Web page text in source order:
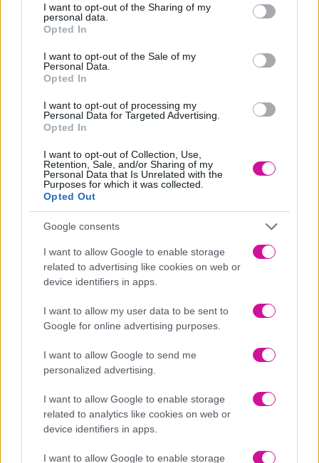
not limited to your visit or usage behaviour. You may click to
grant or deny consent to Google and its third-party tags to
use your data for below specified purposes in below Google
consent section.
I want to opt-out of the Sharing of my
personal data.
Opted In
I want to opt-out of the Sale of my
Personal Data.
Opted In
I want to opt-out of processing my
Personal Data for Targeted Advertising.
Opted In
I want to opt-out of Collection, Use,
Retention, Sale, and/or Sharing of my
Personal Data that Is Unrelated with the
Purposes for which it was collected.
Opted Out
Google consents
I want to allow Google to enable storage
related to advertising like cookies on web or
device identifiers in apps.
I want to allow my user data to be sent to
Google for online advertising purposes.
I want to allow Google to send me
personalized advertising.
I want to allow Google to enable storage
related to analytics like cookies on web or
device identifiers in apps.
I want to allow Google to enable storage
Ελβετία
πάτωμα για να εξασφαλίσουν τύχη, ειρήνη και πλούτο.
Ρουμανία
Στη Ρουμανία ντύνονται σαν αρκούδες που χορεύουν για να
ξορκίσουν κάθε κακό πνεύμα.
Σε ορισμένα μέρη ρίχνουν δοχεία νερού από τα παράθυρά τους για
να απομακρύνουν τα κακά πνεύματα.
Στο Βέλγιο παίρνουν σοβαρά τα ζώα και οι κτηνοτρόφοι
«συνομιλούν» μαζί τους και εύχονται στις αγελάδες τους
ευτυχισμένη νέα χρονιά.
Κολομβία
Εδώ οι κάτοικοι κουβαλούν μαζί τους όλη την ημέρα άδεις
βαλίτσες με την ελπίδα ότι θα έχουν μια χρονιά γεμάτη ωραίες
περιπέτειες.
Ταϋλάνδη
Εκτός από το να ρίχνουν κουβάδες νερού ο ένας στον άλλον,
μουτζουρώνονται και με γκρι ταλκ. Οι δρόμοι είναι συνήθως
πλημμυρισμένοι με νερό που «ξεπλένει» την κακοτυχία και τις
αμαρτίες του προηγούμενου έτους